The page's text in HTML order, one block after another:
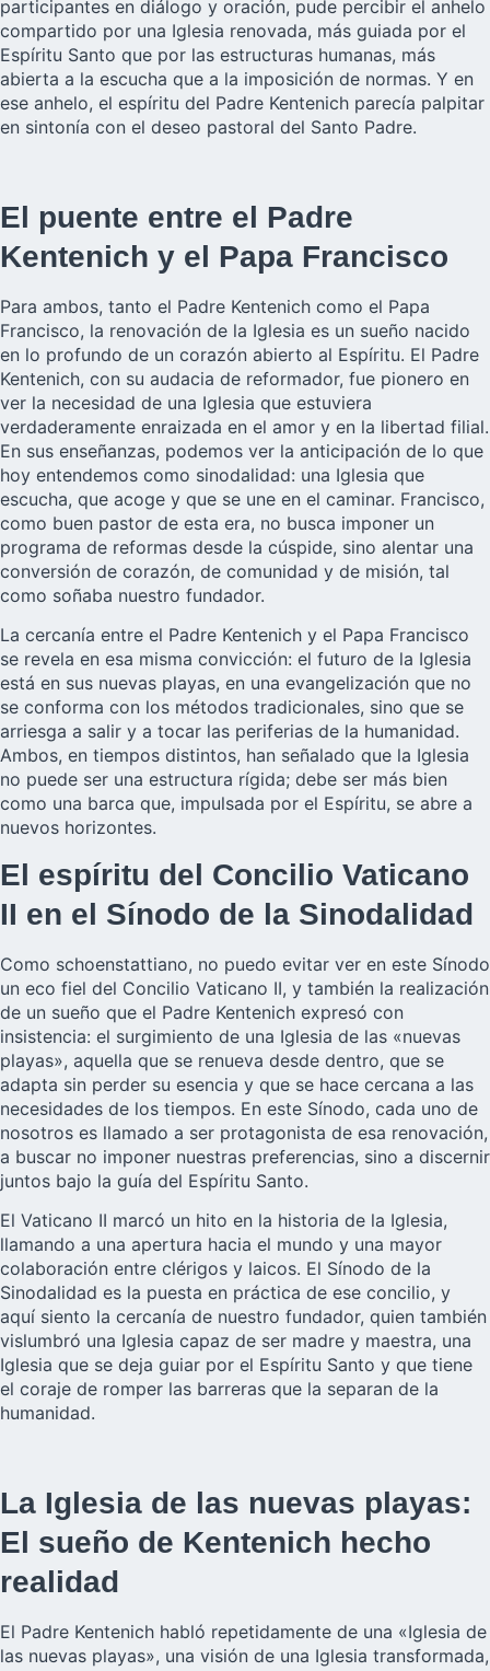
participantes en diálogo y oración, pude percibir el anhelo
compartido por una Iglesia renovada, más guiada por el
Espíritu Santo que por las estructuras humanas, más
abierta a la escucha que a la imposición de normas. Y en
ese anhelo, el espíritu del Padre Kentenich parecía palpitar
en sintonía con el deseo pastoral del Santo Padre.
El puente entre el Padre
Kentenich y el Papa Francisco
Para ambos, tanto el Padre Kentenich como el Papa
Francisco, la renovación de la Iglesia es un sueño nacido
en lo profundo de un corazón abierto al Espíritu. El Padre
Kentenich, con su audacia de reformador, fue pionero en
ver la necesidad de una Iglesia que estuviera
verdaderamente enraizada en el amor y en la libertad filial.
En sus enseñanzas, podemos ver la anticipación de lo que
hoy entendemos como sinodalidad: una Iglesia que
escucha, que acoge y que se une en el caminar. Francisco,
como buen pastor de esta era, no busca imponer un
programa de reformas desde la cúspide, sino alentar una
conversión de corazón, de comunidad y de misión, tal
como soñaba nuestro fundador.
La cercanía entre el Padre Kentenich y el Papa Francisco
se revela en esa misma convicción: el futuro de la Iglesia
está en sus nuevas playas, en una evangelización que no
se conforma con los métodos tradicionales, sino que se
arriesga a salir y a tocar las periferias de la humanidad.
Ambos, en tiempos distintos, han señalado que la Iglesia
no puede ser una estructura rígida; debe ser más bien
como una barca que, impulsada por el Espíritu, se abre a
nuevos horizontes.
El espíritu del Concilio Vaticano
II en el Sínodo de la Sinodalidad
Como schoenstattiano, no puedo evitar ver en este Sínodo
un eco fiel del Concilio Vaticano II, y también la realización
de un sueño que el Padre Kentenich expresó con
insistencia: el surgimiento de una Iglesia de las «nuevas
playas», aquella que se renueva desde dentro, que se
adapta sin perder su esencia y que se hace cercana a las
necesidades de los tiempos. En este Sínodo, cada uno de
nosotros es llamado a ser protagonista de esa renovación,
a buscar no imponer nuestras preferencias, sino a discernir
juntos bajo la guía del Espíritu Santo.
El Vaticano II marcó un hito en la historia de la Iglesia,
llamando a una apertura hacia el mundo y una mayor
colaboración entre clérigos y laicos. El Sínodo de la
Sinodalidad es la puesta en práctica de ese concilio, y
aquí siento la cercanía de nuestro fundador, quien también
vislumbró una Iglesia capaz de ser madre y maestra, una
Iglesia que se deja guiar por el Espíritu Santo y que tiene
el coraje de romper las barreras que la separan de la
humanidad.
La Iglesia de las nuevas playas:
El sueño de Kentenich hecho
realidad
El Padre Kentenich habló repetidamente de una «Iglesia de
las nuevas playas», una visión de una Iglesia transformada,